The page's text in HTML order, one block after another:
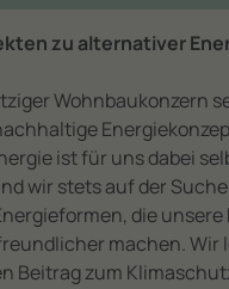
zu alternativer
Wohnbaukonzern
ist für uns dabei
wir stets auf der
die unsere
machen. Wir
Beitrag zum